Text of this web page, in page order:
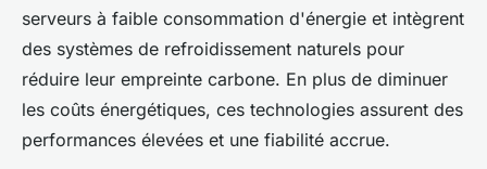
serveurs à faible consommation d'énergie et intègrent
des systèmes de refroidissement naturels pour
réduire leur empreinte carbone. En plus de diminuer
les coûts énergétiques, ces technologies assurent des
performances élevées et une fiabilité accrue.